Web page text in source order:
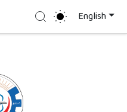
Search English